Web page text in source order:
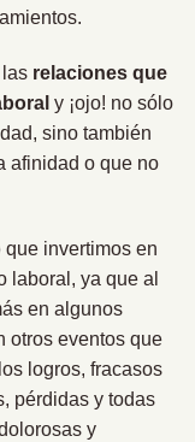
relaciones que
y ¡ojo! no sólo
sino también
afinidad o que no
que invertimos en
laboral, ya que al
en algunos
otros eventos que
logros, fracasos
pérdidas y todas
y